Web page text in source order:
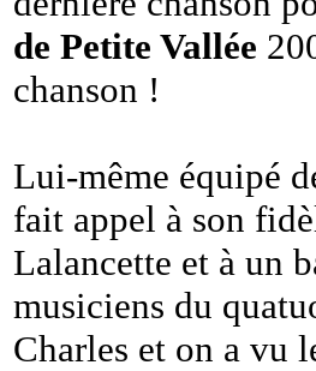
de Petite Vallée
chanson !
Lui-même équipé
fait appel à son
Lalancette et à un
musiciens du
Charles et on a vu